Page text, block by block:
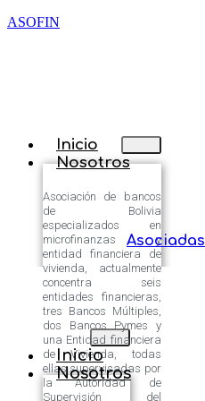
ASOFIN
Inicio
Nosotros
Asociación de bancos
de Bolivia
especializados en
microfinanzas y
entidad financiera de
vivienda, actualmente
concentra seis
entidades financieras,
tres Bancos Múltiples,
dos Bancos Pymes y
una Entidad financiera
de Vivienda, todas
ellas supervisadas por
la Autoridad de
Supervisión del
Asociadas
Inicio
Nosotros